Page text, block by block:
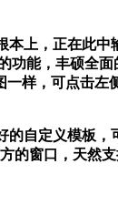
上，正在此中
功能，丰硕全
样，可点击左
自定义模板，
窗口，天然支